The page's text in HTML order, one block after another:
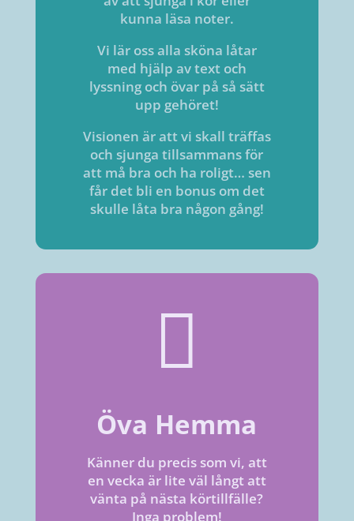
kunna läsa noter.
Vi lär oss alla sköna låtar
med hjälp av text och
lyssning och övar på så sätt
upp gehöret!
Visionen är att vi skall träffas
och sjunga tillsammans för
att må bra och ha roligt… sen
får det bli en bonus om det
skulle låta bra någon gång!

Öva Hemma
Känner du precis som vi, att
en vecka är lite väl långt att
vänta på nästa körtillfälle?
Inga problem!